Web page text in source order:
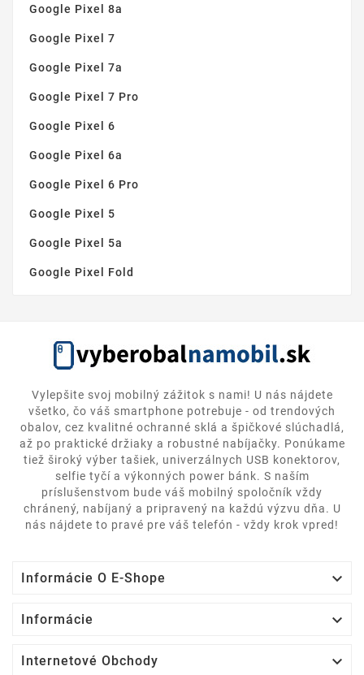
Google Pixel 8a
Google Pixel 7
Google Pixel 7a
Google Pixel 7 Pro
Google Pixel 6
Google Pixel 6a
Google Pixel 6 Pro
Google Pixel 5
Google Pixel 5a
Google Pixel Fold
Vylepšite svoj mobilný zážitok s nami! U nás nájdete
všetko, čo váš smartphone potrebuje - od trendových
obalov, cez kvalitné ochranné sklá a špičkové slúchadlá,
až po praktické držiaky a robustné nabíjačky. Ponúkame
tiež široký výber tašiek, univerzálnych USB konektorov,
selfie tyčí a výkonných power bánk. S naším
príslušenstvom bude váš mobilný spoločník vždy
chránený, nabíjaný a pripravený na každú výzvu dňa. U
nás nájdete to pravé pre váš telefón - vždy krok vpred!
Informácie O E-Shope 
Informácie 
Internetové Obchody 